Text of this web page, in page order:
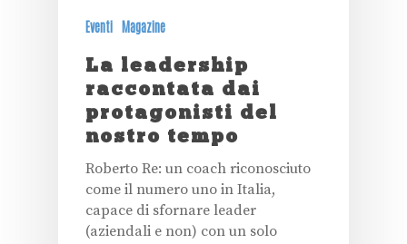
Eventi Magazine
La leadership
raccontata dai
protagonisti del
nostro tempo
Roberto Re: un coach riconosciuto
come il numero uno in Italia,
capace di sfornare leader
(aziendali e non) con un solo